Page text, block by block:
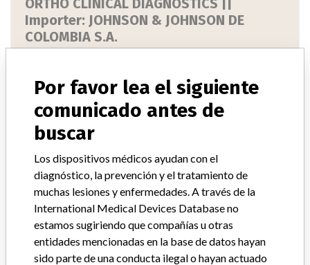
ORTHO CLINICAL DIAGNOSTICS ||
Importer: JOHNSON & JOHNSON DE
COLOMBIA S.A.
ORTHO CLINICAL DIAGNOSTICS ||
Importer: JOHNSON&JOHNSON DE
COLOMBIA S.A
Empresa matriz del fabricante (2017) The Carlyle Group LP
Source NIDFSINVIMA
Por favor lea el siguiente
comunicado antes de
buscar
Los dispositivos médicos ayudan con el
diagnóstico, la prevención y el tratamiento de
muchas lesiones y enfermedades. A través de la
International Medical Devices Database no
estamos sugiriendo que compañías u otras
entidades mencionadas en la base de datos hayan
sido parte de una conducta ilegal o hayan actuado